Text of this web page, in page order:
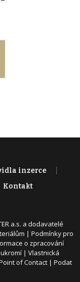
inzerce
Kontakt
a.s. a dodavatelé
| Podmínky pro
o zpracování
| Vlastnická
of Contact | Podat